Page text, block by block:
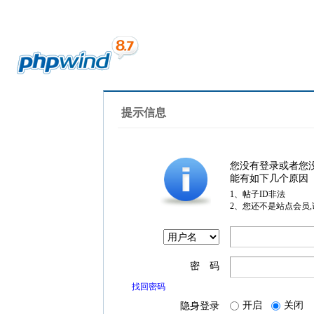
提示信息
您没有登录或者您
能有如下几个原因
1、帖子ID非法
2、您还不是站点会员
密 码
找回密码
隐身登录 开启 关闭